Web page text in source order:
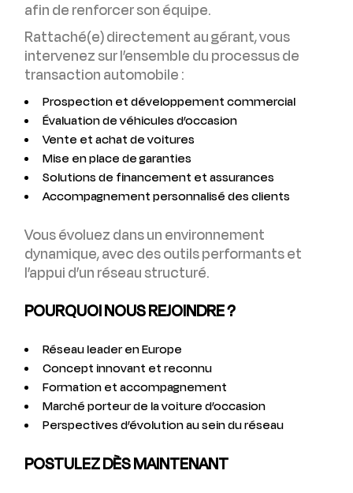
afin de renforcer son équipe.
Rattaché(e) directement au gérant, vous
intervenez sur l’ensemble du processus de
transaction automobile :
Prospection et développement commercial
Évaluation de véhicules d’occasion
Vente et achat de voitures
Mise en place de garanties
Solutions de financement et assurances
Accompagnement personnalisé des clients
Vous évoluez dans un environnement
dynamique, avec des outils performants et
l’appui d’un réseau structuré.
POURQUOI NOUS REJOINDRE ?
Réseau leader en Europe
Concept innovant et reconnu
Formation et accompagnement
Marché porteur de la voiture d’occasion
Perspectives d’évolution au sein du réseau
POSTULEZ DÈS MAINTENANT